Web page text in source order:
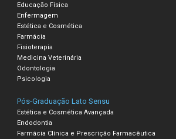
Educação Física
Enfermagem
Estética e Cosmética
Farmácia
Fisioterapia
Medicina Veterinária
Odontologia
Psicologia
Pós-Graduação Lato Sensu
Estética e Cosmética Avançada
Endodontia
Farmácia Clínica e Prescrição Farmacêutica